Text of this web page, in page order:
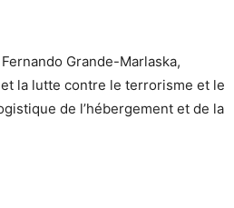
Grande-Marlaska,
la lutte contre le terrorisme et le
de l’hébergement et de la